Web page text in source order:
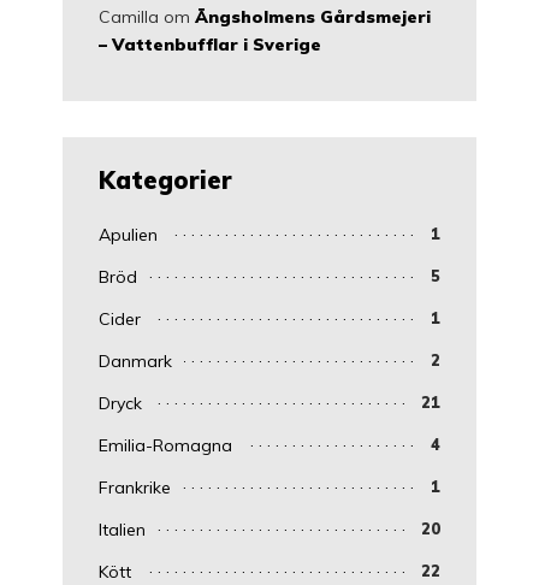
Camilla om Ängsholmens Gårdsmejeri
– Vattenbufflar i Sverige
Kategorier
Apulien 1
Bröd 5
Cider 1
Danmark 2
Dryck 21
Emilia-Romagna 4
Frankrike 1
Italien 20
Kött 22